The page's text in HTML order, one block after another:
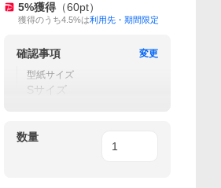
5%獲得 （60pt）
獲得のうち4.5%は利用先・期間限定
確認事項
変更
型紙サイズ
Sサイズ
数量